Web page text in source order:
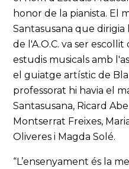
honor de la pianista. El
Santasusana que
de l'A.O.C. va ser
estudis musicals amb
el guiatge artístic de
professorat hi havia el
Santasusana, Ricard
Montserrat Freixes,
Oliveres i Magda Solé.
“L’ensenyament és la